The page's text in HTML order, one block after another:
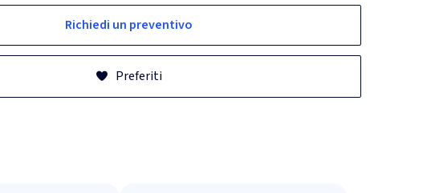
Richiedi un preventivo
Preferiti